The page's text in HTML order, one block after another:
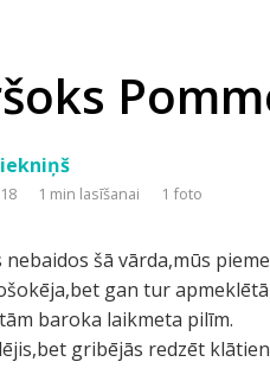
1 min lasīšanai 1 foto
nebaidos šā vārda,mūs
gan tur
baroka laikmeta pilīm.
gribējās redzēt